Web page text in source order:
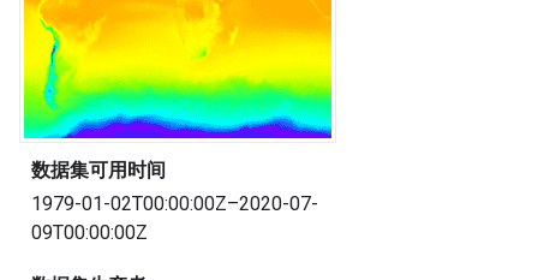
数据集可用时间
1979-01-02T00:00:00Z–2020-07-
09T00:00:00Z